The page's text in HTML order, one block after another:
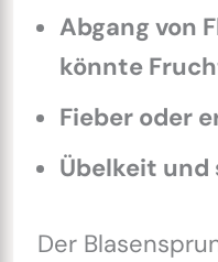
Abgang von
könnte
Fieber oder
Übelkeit und
Der